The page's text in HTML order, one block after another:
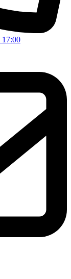
17:00